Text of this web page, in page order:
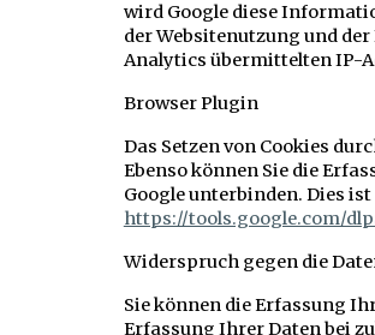
wird Google diese
der Websitenutzung und
Analytics übermittelten IP-
Browser Plugin
Das Setzen von Cookies
Ebenso können Sie die
Google unterbinden. Dies
https://tools.google.com/
Widerspruch gegen die
Sie können die Erfassung
Erfassung Ihrer Daten bei